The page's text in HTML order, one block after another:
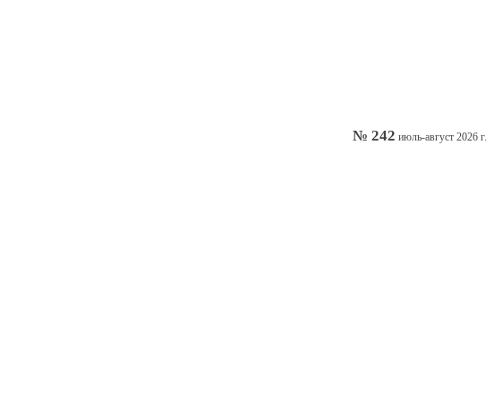
№ 242 июль-август 2026 г.